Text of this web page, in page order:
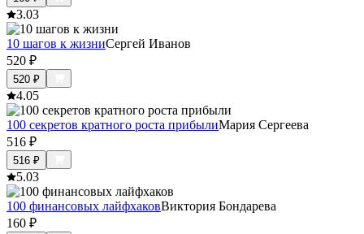
3.03
10 шагов к жизниСергей Иванов
520 ₽
520 ₽
4.05
100 секретов кратного роста прибылиМария Сергеева
516 ₽
516 ₽
5.03
100 финансовых лайфхаковВиктория Бондарева
160 ₽